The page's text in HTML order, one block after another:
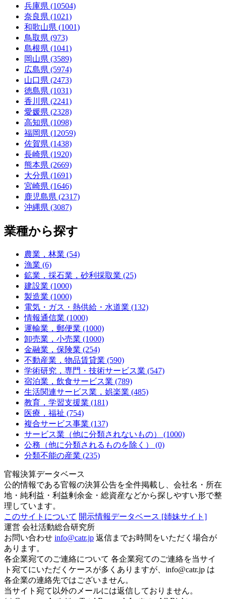
兵庫県 (10504)
奈良県 (1021)
和歌山県 (1001)
鳥取県 (973)
島根県 (1041)
岡山県 (3589)
広島県 (5974)
山口県 (2473)
徳島県 (1031)
香川県 (2241)
愛媛県 (2328)
高知県 (1098)
福岡県 (12059)
佐賀県 (1438)
長崎県 (1920)
熊本県 (2669)
大分県 (1691)
宮崎県 (1646)
鹿児島県 (2317)
沖縄県 (3087)
業種から探す
農業，林業 (54)
漁業 (6)
鉱業，採石業，砂利採取業 (25)
建設業 (1000)
製造業 (1000)
電気・ガス・熱供給・水道業 (132)
情報通信業 (1000)
運輸業，郵便業 (1000)
卸売業，小売業 (1000)
金融業，保険業 (254)
不動産業，物品賃貸業 (590)
学術研究，専門・技術サービス業 (547)
宿泊業，飲食サービス業 (789)
生活関連サービス業，娯楽業 (485)
教育，学習支援業 (181)
医療，福祉 (754)
複合サービス事業 (137)
サービス業（他に分類されないもの） (1000)
公務（他に分類されるものを除く） (0)
分類不能の産業 (235)
官報決算データベース
公的情報である官報の決算公告を全件掲載し、会社名・所在
地・純利益・利益剰余金・総資産などから探しやすい形で整
理しています。
このサイトについて 開示情報データベース [姉妹サイト]
運営 会社活動総合研究所
お問い合わせ info@catr.jp 返信までお時間をいただく場合が
あります。
各企業宛てのご連絡について 各企業宛てのご連絡を当サイ
ト宛てにいただくケースが多くありますが、info@catr.jp は
各企業の連絡先ではございません。
当サイト宛て以外のメールには返信しておりません。